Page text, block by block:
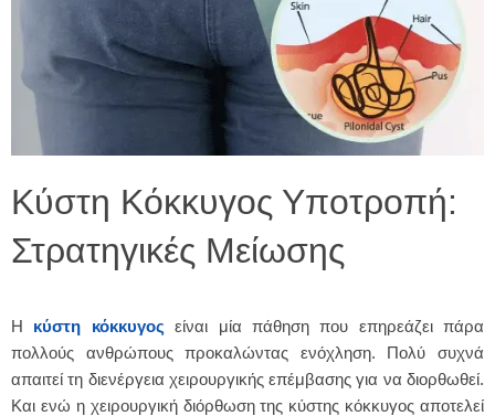
Κύστη Κόκκυγος Υποτροπή:
Στρατηγικές Μείωσης
Η κύστη κόκκυγος είναι μία πάθηση που επηρεάζει πάρα
πολλούς ανθρώπους προκαλώντας ενόχληση. Πολύ συχνά
απαιτεί τη διενέργεια χειρουργικής επέμβασης για να διορθωθεί.
Και ενώ η χειρουργική διόρθωση της κύστης κόκκυγος αποτελεί